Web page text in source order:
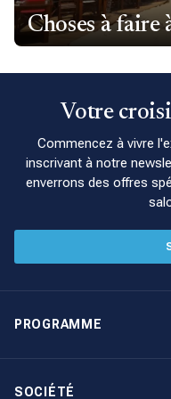
Choses à
Votre
Commencez à vivre
inscrivant à notre
enverrons des offres
PROGRAMME
Avantages
SOCIÉTÉ